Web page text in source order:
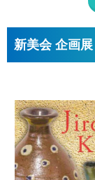
新美会 企画